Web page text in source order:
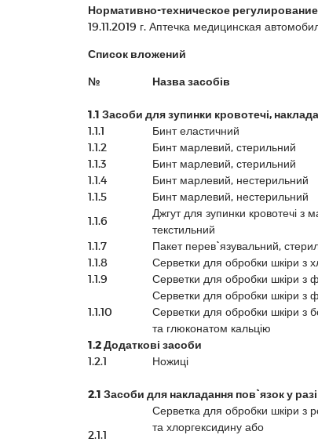
Нормативно-техническое регулирование
19.11.2019 г. Аптечка медицинская
Список вложений
№ Назва засобів
1.1 Засоби для зупинки кровотечі,
1.1.1
Бинт еластичний
1.1.2
Бинт марлевий, стерильний
1.1.3
Бинт марлевий, стерильний
1.1.4
Бинт марлевий, нестерильний
1.1.5
Бинт марлевий, нестерильний
1.1.6
Джгут для зупинки кровотечі з
текстильний
1.1.7
Пакет перев`язувальний,
1.1.8
Серветки для обробки шкіри з
1.1.9
Серветки для обробки шкіри з
1.1.10
Серветки для обробки шкіри з
Серветки для обробки шкіри з
та глюконатом кальцію
1.2 Додаткові засоби
1.2.1
Ножиці
2.1 Засоби для накладання пов`язок у
2.1.1
Серветка для обробки шкіри з
та хлоргексидину або